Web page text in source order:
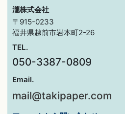
瀧株式会社
〒915-0233
福井県越前市岩本町2-26
TEL.
050-3387-0809
Email.
mail@takipaper.com